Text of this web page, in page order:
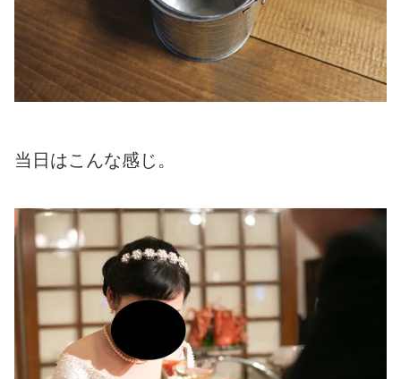
当日はこんな感じ。